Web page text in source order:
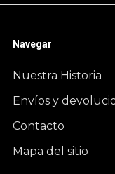
Navegar
Nuestra Historia
Envíos y
Contacto
Mapa del sitio